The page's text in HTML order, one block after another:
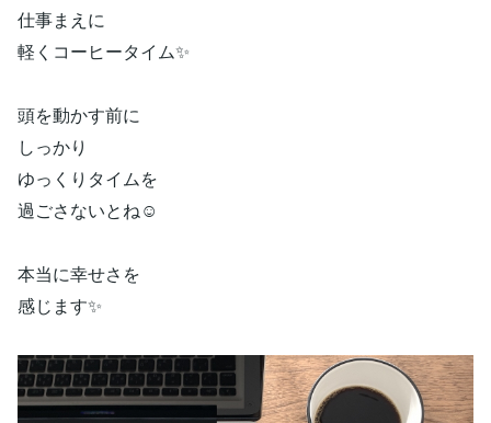
仕事まえに
軽くコーヒータイム✨
頭を動かす前に
しっかり
ゆっくりタイムを
過ごさないとね☺️
本当に幸せさを
感じます✨